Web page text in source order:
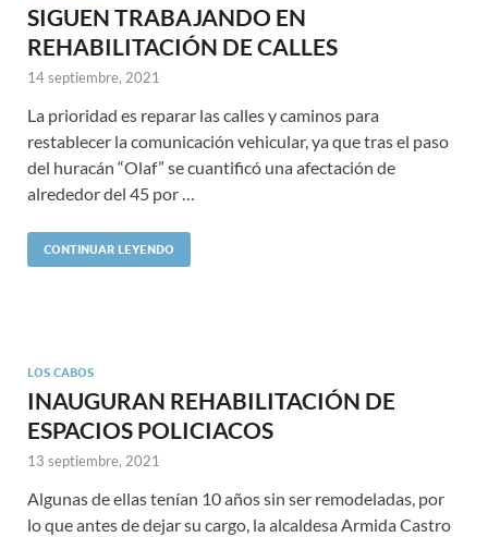
SIGUEN TRABAJANDO EN
REHABILITACIÓN DE CALLES
14 septiembre, 2021
La prioridad es reparar las calles y caminos para
restablecer la comunicación vehicular, ya que tras el paso
del huracán “Olaf” se cuantificó una afectación de
alrededor del 45 por …
CONTINUAR LEYENDO
LOS CABOS
INAUGURAN REHABILITACIÓN DE
ESPACIOS POLICIACOS
13 septiembre, 2021
Algunas de ellas tenían 10 años sin ser remodeladas, por
lo que antes de dejar su cargo, la alcaldesa Armida Castro